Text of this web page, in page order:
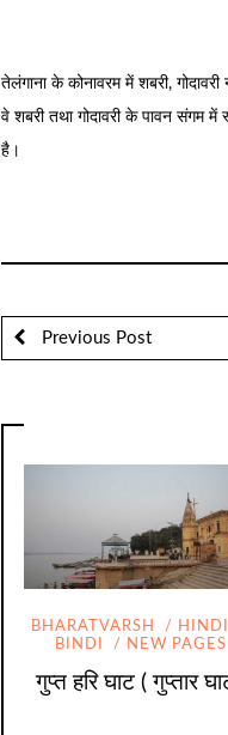
तेलंगाना के कोनावरम में शबरी,
वे शबरी तथा गोदावरी के पावन संगम
है।
Previous Post
BHARATVARSH
HINDI
BINDI
NEW PAGES
गुप्त हरि घाट ( गुप्तार